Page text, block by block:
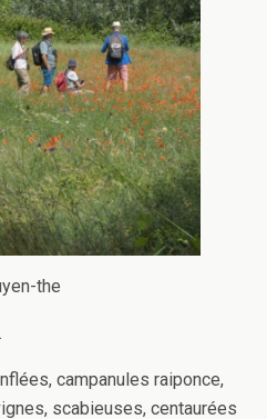
the
campanules raiponce,
scabieuses, centaurées